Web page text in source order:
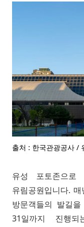
출처 : 한국관광공사 /
유성 포토존으
유림공원입니다.
방문객들의 발길
31일까지 진행되